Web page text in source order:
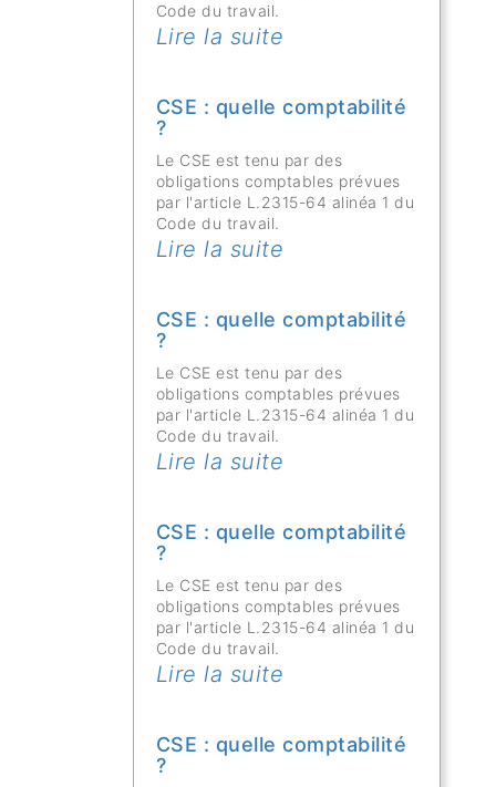
Code du travail.
Lire la suite
CSE : quelle comptabilité
?
Le CSE est tenu par des
obligations comptables prévues
par l'article L.2315-64 alinéa 1 du
Code du travail.
Lire la suite
CSE : quelle comptabilité
?
Le CSE est tenu par des
obligations comptables prévues
par l'article L.2315-64 alinéa 1 du
Code du travail.
Lire la suite
CSE : quelle comptabilité
?
Le CSE est tenu par des
obligations comptables prévues
par l'article L.2315-64 alinéa 1 du
Code du travail.
Lire la suite
CSE : quelle comptabilité
?